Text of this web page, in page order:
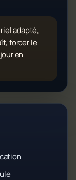
adapté,
forcer le
en